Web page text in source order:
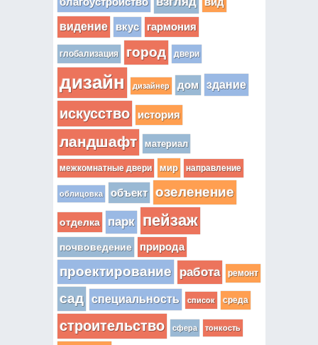
видение вкус гармония
глобализация город двери
дизайн дизайнер дом здание
искусство история
ландшафт материал
межкомнатные двери мир направление
облицовка объект озеленение
отделка парк пейзаж
почвоведение природа
проектирование работа ремонт
сад специальность список среда
строительство сфера тонкость